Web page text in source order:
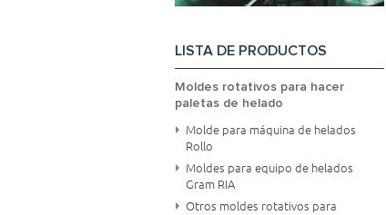
LISTA DE PRODUCTOS
Moldes rotativos para hacer
paletas de helado
Molde para máquina de helados
Rollo
Moldes para equipo de helados
Gram RIA
Otros moldes rotativos para